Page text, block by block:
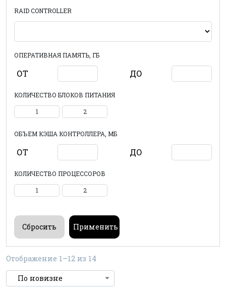
RAID CONTROLLER
ОПЕРАТИВНАЯ ПАМЯТЬ, ГБ
ОТ ДО
КОЛИЧЕСТВО БЛОКОВ ПИТАНИЯ
1 2
ОБЪЕМ КЭША КОНТРОЛЛЕРА, МБ
ОТ ДО
КОЛИЧЕСТВО ПРОЦЕССОРОВ
1 2
Отображение 1–12 из 14